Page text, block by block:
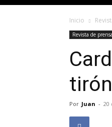
Inicio
Revista de prensa
Por Juan - 20